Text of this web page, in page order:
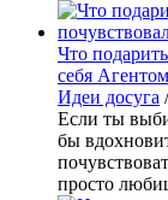
Что
себя
Идеи досуга
Если ты
бы
просто